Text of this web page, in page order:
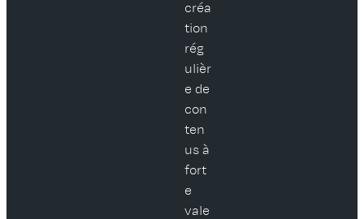
créa
tion
rég
ulièr
e de
con
ten
us à
fort
e
vale